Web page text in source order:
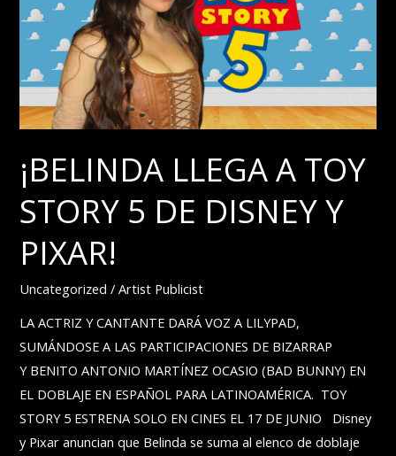
EN
PAMPLONA
UN
CONCIERTO
BRILLANTE
¡BELINDA LLEGA A TOY
STORY 5 DE DISNEY Y
PIXAR!
Uncategorized /Artist Publicist
LA ACTRIZ Y CANTANTE DARÁ VOZ A LILYPAD,
SUMÁNDOSE A LAS PARTICIPACIONES DE BIZARRAP
Y BENITO ANTONIO MARTÍNEZ OCASIO (BAD BUNNY) EN
EL DOBLAJE EN ESPAÑOL PARA LATINOAMÉRICA. TOY
STORY 5 ESTRENA SOLO EN CINES EL 17 DE JUNIO Disney
y Pixar anuncian que Belinda se suma al elenco de doblaje